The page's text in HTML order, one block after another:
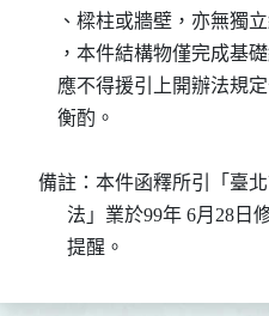
、樑柱或牆壁，亦無
，本件結構物僅完成
應不得援引上開辦法規
    衡酌。
備註：本件函釋所引「臺
法」業於99年 6月28
      提醒。